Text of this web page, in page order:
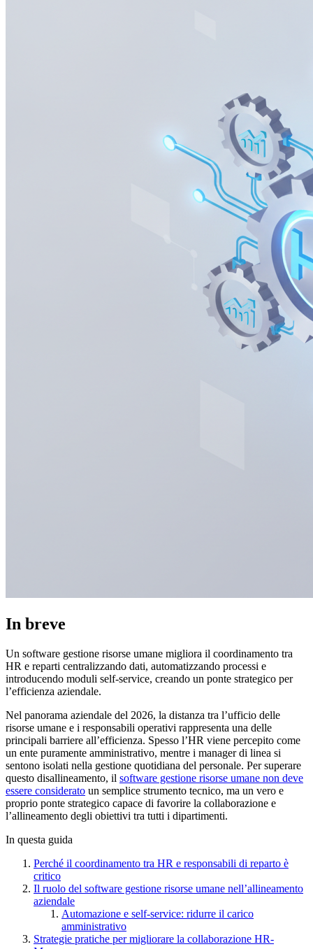
In breve
Un software gestione risorse umane migliora il coordinamento tra
HR e reparti centralizzando dati, automatizzando processi e
introducendo moduli self-service, creando un ponte strategico per
l’efficienza aziendale.
Nel panorama aziendale del 2026, la distanza tra l’ufficio delle
risorse umane e i responsabili operativi rappresenta una delle
principali barriere all’efficienza. Spesso l’HR viene percepito come
un ente puramente amministrativo, mentre i manager di linea si
sentono isolati nella gestione quotidiana del personale. Per superare
questo disallineamento, il software gestione risorse umane non deve
essere considerato un semplice strumento tecnico, ma un vero e
proprio ponte strategico capace di favorire la collaborazione e
l’allineamento degli obiettivi tra tutti i dipartimenti.
In questa guida
Perché il coordinamento tra HR e responsabili di reparto è
critico
Il ruolo del software gestione risorse umane nell’allineamento
aziendale
Automazione e self-service: ridurre il carico
amministrativo
Strategie pratiche per migliorare la collaborazione HR-